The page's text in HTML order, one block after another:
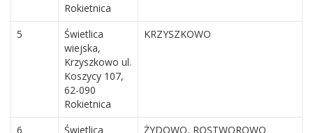
Rokietnica
5
Świetlica
wiejska,
Krzyszkowo ul.
Koszycy 107,
62-090
Rokietnica
KRZYSZKOWO
6
Świetlica
ŻYDOWO, ROSTWOROWO